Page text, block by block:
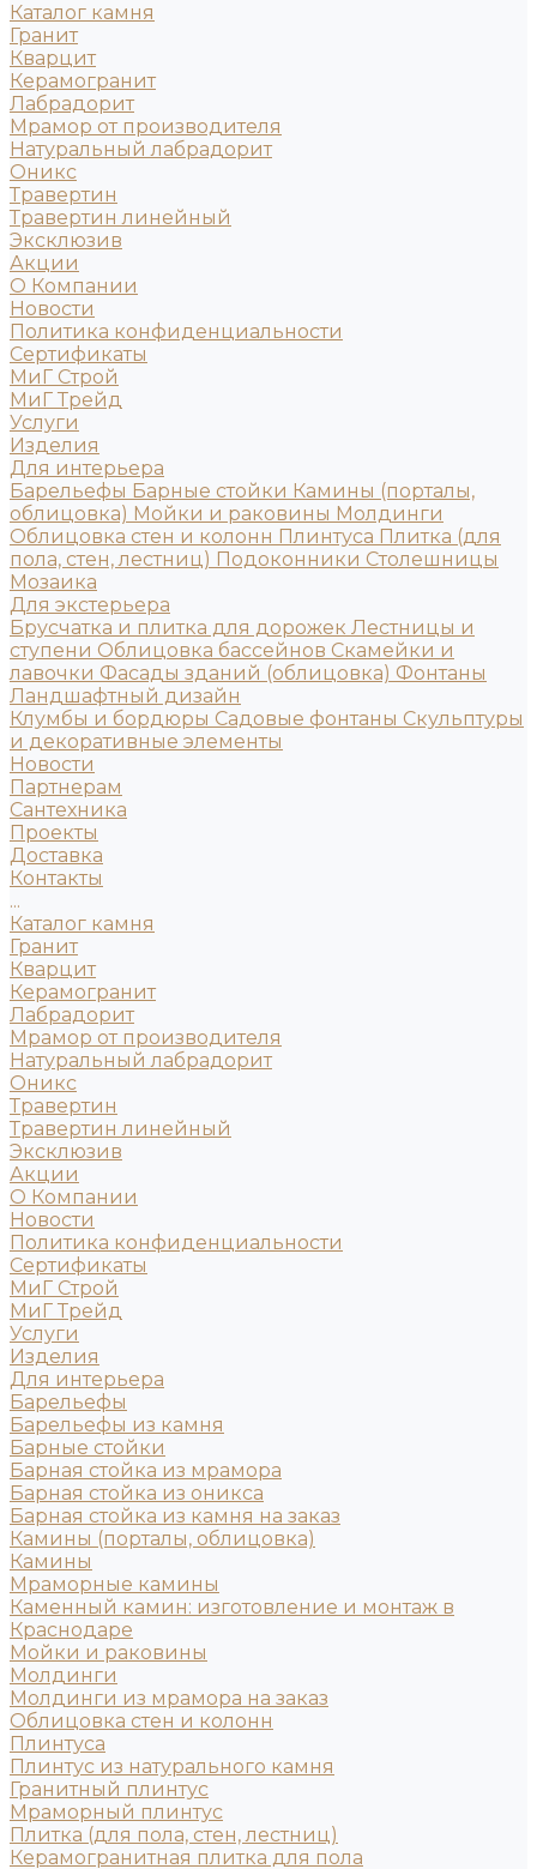
Каталог камня
Гранит
Кварцит
Керамогранит
Лабрадорит
Мрамор от производителя
Натуральный лабрадорит
Оникс
Травертин
Травертин линейный
Эксклюзив
Акции
О Компании
Новости
Политика конфиденциальности
Сертификаты
МиГ Строй
МиГ Трейд
Услуги
Изделия
Для интерьера
Барельефы Барные стойки Камины (порталы,
облицовка) Мойки и раковины Молдинги
Облицовка стен и колонн Плинтуса Плитка (для
пола, стен, лестниц) Подоконники Столешницы
Мозаика
Для экстерьера
Брусчатка и плитка для дорожек Лестницы и
ступени Облицовка бассейнов Скамейки и
лавочки Фасады зданий (облицовка) Фонтаны
Ландшафтный дизайн
Клумбы и бордюры Садовые фонтаны Скульптуры
и декоративные элементы
Новости
Партнерам
Сантехника
Проекты
Доставка
Контакты
...
Каталог камня
Гранит
Кварцит
Керамогранит
Лабрадорит
Мрамор от производителя
Натуральный лабрадорит
Оникс
Травертин
Травертин линейный
Эксклюзив
Акции
О Компании
Новости
Политика конфиденциальности
Сертификаты
МиГ Строй
МиГ Трейд
Услуги
Изделия
Для интерьера
Барельефы
Барельефы из камня
Барные стойки
Барная стойка из мрамора
Барная стойка из оникса
Барная стойка из камня на заказ
Камины (порталы, облицовка)
Камины
Мраморные камины
Каменный камин: изготовление и монтаж в
Краснодаре
Мойки и раковины
Молдинги
Молдинги из мрамора на заказ
Облицовка стен и колонн
Плинтуса
Плинтус из натурального камня
Гранитный плинтус
Мраморный плинтус
Плитка (для пола, стен, лестниц)
Керамогранитная плитка для пола